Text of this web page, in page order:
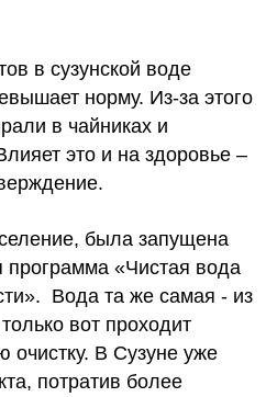
в сузунской воде
норму. Из-за этого
в чайниках и
это и на здоровье –
была запущена
программа «Чистая вода
Вода та же самая - из
вот проходит
очистку. В Сузуне уже
потратив более